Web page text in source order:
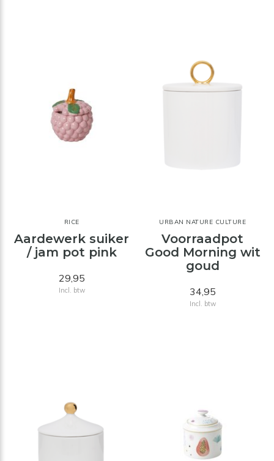
RICE
Aardewerk suiker
/ jam pot pink
29,95
Incl. btw
URBAN NATURE CULTURE
Voorraadpot
Good Morning wit
goud
34,95
Incl. btw